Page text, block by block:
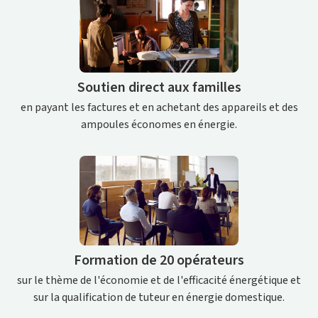
Soutien direct aux familles
en payant les factures et en achetant des appareils et des
ampoules économes en énergie.
Formation de 20 opérateurs
sur le thème de l'économie et de l'efficacité énergétique et
sur la qualification de tuteur en énergie domestique.